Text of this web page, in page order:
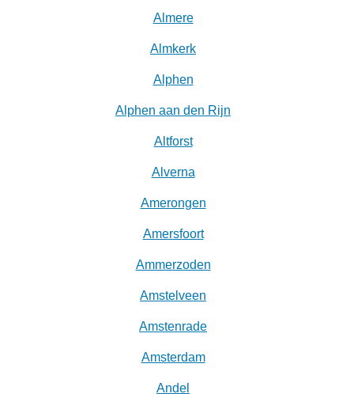
Almere
Almkerk
Alphen
Alphen aan den Rijn
Altforst
Alverna
Amerongen
Amersfoort
Ammerzoden
Amstelveen
Amstenrade
Amsterdam
Andel